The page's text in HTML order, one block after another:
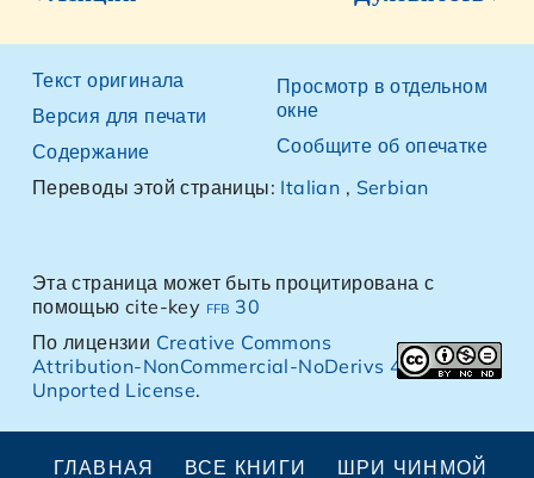
Текст оригинала
Версия для печати
Содержание
Просмотр в отдельном
окне
Сообщите об опечатке
Переводы этой страницы: Italian , Serbian
Эта страница может быть процитирована с
помощью cite-key ffb 30
По лицензии Creative Commons
Attribution-NonCommercial-NoDerivs 4.0
Unported License.
ГЛАВНАЯ ВСЕ КНИГИ ШРИ ЧИНМОЙ